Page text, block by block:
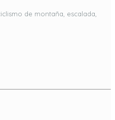
de montaña, escalada,